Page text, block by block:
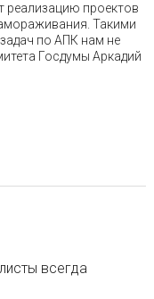
реализацию проектов
Такими
по АПК нам не
Госдумы Аркадий
всегда